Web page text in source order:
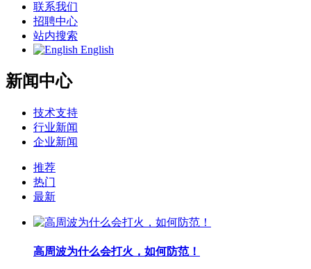
联系我们
招聘中心
站内搜索
English
新闻中心
技术支持
行业新闻
企业新闻
推荐
热门
最新
高周波为什么会打火，如何防范！